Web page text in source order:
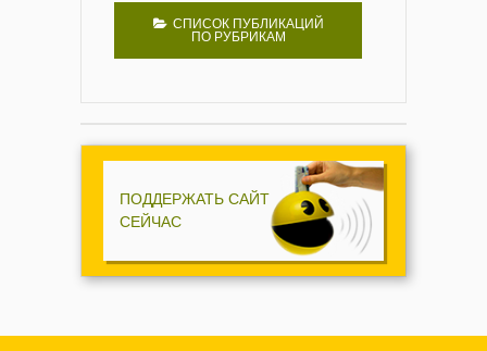
СПИСОК ПУБЛИКАЦИЙ
ПО РУБРИКАМ
ПОДДЕРЖАТЬ САЙТ
СЕЙЧАС